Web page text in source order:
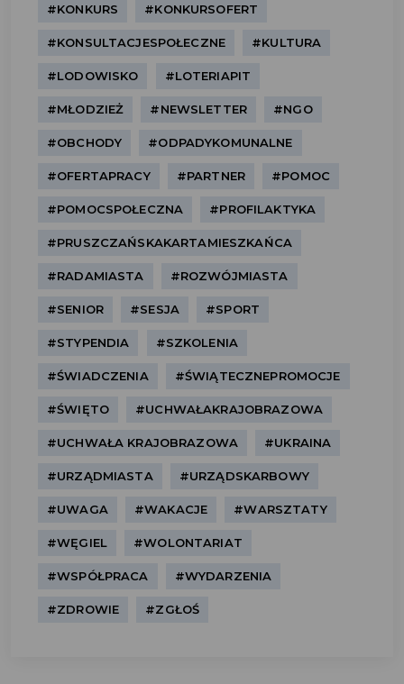
#KONKURS #KONKURSOFERT
#KONSULTACJESPOŁECZNE #KULTURA
#LODOWISKO #LOTERIAPIT
#MŁODZIEŻ #NEWSLETTER #NGO
#OBCHODY #ODPADYKOMUNALNE
#OFERTAPRACY #PARTNER #POMOC
#POMOCSPOŁECZNA #PROFILAKTYKA
#PRUSZCZAŃSKAKARTAMIESZKAŃCA
#RADAMIASTA #ROZWÓJMIASTA
#SENIOR #SESJA #SPORT
#STYPENDIA #SZKOLENIA
#ŚWIADCZENIA #ŚWIĄTECZNEPROMOCJE
#ŚWIĘTO #UCHWAŁAKRAJOBRAZOWA
#UCHWAŁA KRAJOBRAZOWA #UKRAINA
#URZĄDMIASTA #URZĄDSKARBOWY
#UWAGA #WAKACJE #WARSZTATY
#WĘGIEL #WOLONTARIAT
#WSPÓŁPRACA #WYDARZENIA
#ZDROWIE #ZGŁOŚ